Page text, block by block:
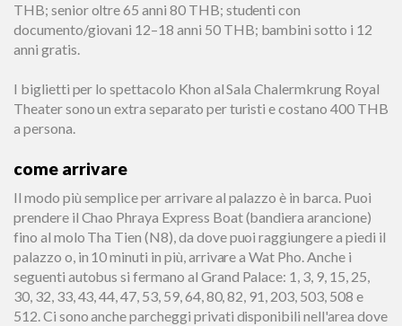
THB; senior oltre 65 anni 80 THB; studenti con
documento/giovani 12–18 anni 50 THB; bambini sotto i 12
anni gratis.
I biglietti per lo spettacolo Khon al Sala Chalermkrung Royal
Theater sono un extra separato per turisti e costano 400 THB
a persona.
come arrivare
Il modo più semplice per arrivare al palazzo è in barca. Puoi
prendere il Chao Phraya Express Boat (bandiera arancione)
fino al molo Tha Tien (N8), da dove puoi raggiungere a piedi il
palazzo o, in 10 minuti in più, arrivare a Wat Pho. Anche i
seguenti autobus si fermano al Grand Palace: 1, 3, 9, 15, 25,
30, 32, 33, 43, 44, 47, 53, 59, 64, 80, 82, 91, 203, 503, 508 e
512. Ci sono anche parcheggi privati disponibili nell'area dove